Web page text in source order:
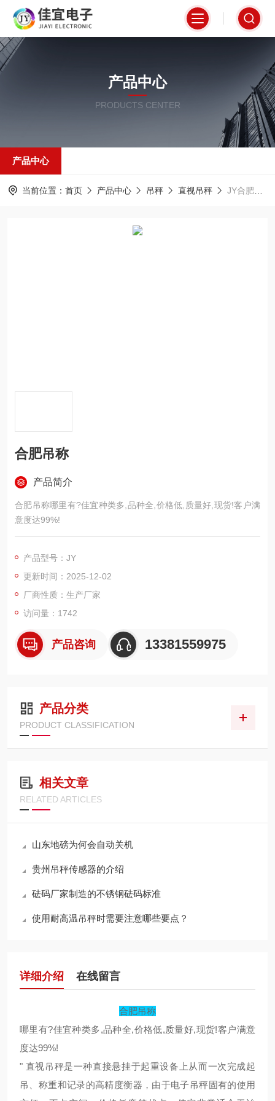
产品中心
PRODUCTS CENTER
产品中心
当前位置： 首页 产品中心 吊秤 直视吊秤 JY合肥吊称
合肥吊称
产品简介
合肥吊称哪里有?佳宜种类多,品种全,价格低,质量好,现货!客户满
意度达99%!
产品型号：JY
更新时间：2025-12-02
厂商性质：生产厂家
访问量：1742
产品咨询 13381559975
产品分类
PRODUCT CLASSIFICATION
相关文章
RELATED ARTICLES
山东地磅为何会自动关机
贵州吊秤传感器的介绍
砝码厂家制造的不锈钢砝码标准
使用耐高温吊秤时需要注意哪些要点？
详细介绍 在线留言
合肥吊称
哪里有?佳宜种类多,品种全,价格低,质量好,现货!客户满意
度达99%!
" 直视吊秤是一种直接悬挂于起重设备上从而一次完成起
吊、称重和记录的高精度衡器，由于电子吊秤固有的使用